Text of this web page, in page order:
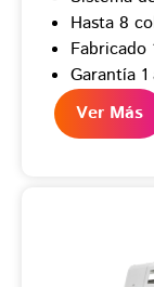
Hasta 8
Fabricado
Garantía
Ver Más